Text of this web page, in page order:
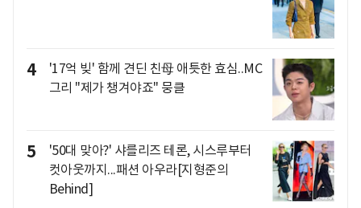
4
'17억 빚' 함께 견딘 친母 애틋한 효심..MC
그리 "제가 챙겨야죠" 뭉클
5
'50대 맞아?' 샤를리즈 테론, 시스루부터
컷아웃까지...패션 아우라[지형준의
Behind]